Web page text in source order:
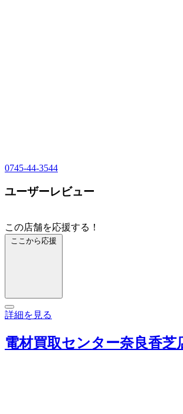
0745-44-3544
ユーザーレビュー
この店舗を応援する！
ここから応援
詳細を見る
電材買取センター奈良香芝